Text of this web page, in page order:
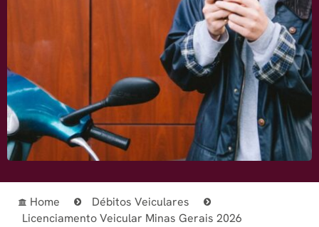
Home
Débitos Veiculares
Licenciamento Veicular Minas Gerais 2026